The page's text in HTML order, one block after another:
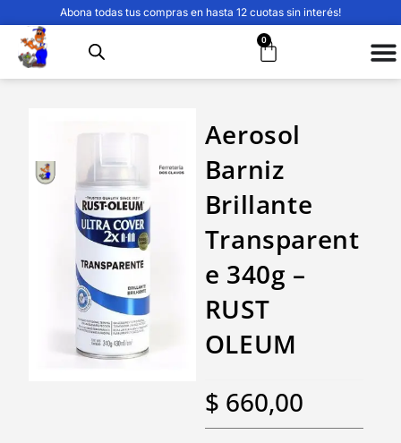
Abona todas tus compras en hasta 12 cuotas sin interés!
0
Aerosol
Barniz
Brillante
Transparent
e 340g –
RUST
OLEUM
$ 660,00